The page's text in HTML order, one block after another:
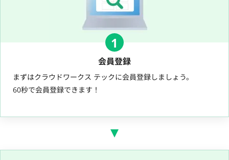
1
会員登録
まずはクラウドワークス テックに会員登録しましょう。
60秒で会員登録できます！